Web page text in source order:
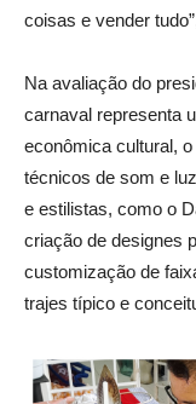
coisas e vender
Na avaliação do
carnaval representa
econômica cultural,
técnicos de som e
e estilistas, como o
criação de designes
customização de
trajes típico e